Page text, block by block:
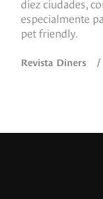
especialmente
pet friendly.
Revista Diners /